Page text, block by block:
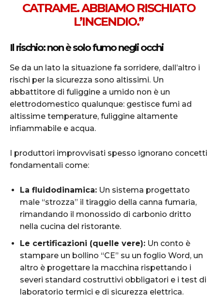
CATRAME. ABBIAMO RISCHIATO
L’INCENDIO.”
Il rischio: non è solo fumo negli occhi
Se da un lato la situazione fa sorridere, dall’altro i
rischi per la sicurezza sono altissimi. Un
abbattitore di fuliggine a umido non è un
elettrodomestico qualunque: gestisce fumi ad
altissime temperature, fuliggine altamente
infiammabile e acqua.
I produttori improvvisati spesso ignorano concetti
fondamentali come:
La fluidodinamica: Un sistema progettato
male “strozza” il tiraggio della canna fumaria,
rimandando il monossido di carbonio dritto
nella cucina del ristorante.
Le certificazioni (quelle vere): Un conto è
stampare un bollino “CE” su un foglio Word, un
altro è progettare la macchina rispettando i
severi standard costruttivi obbligatori e i test di
laboratorio termici e di sicurezza elettrica.